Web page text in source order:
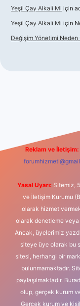
Yeşil Çay Alkali Mi için
Yeşil Çay Alkali Mi için
Değişim Yönetimi Neden
Reklam ve İletişim:
Yasal Uyarı: Sitemiz,
ve İletişim Kurumu
olarak hizmet
olarak denetleme veya
Ancak, üyelerimiz
siteye üye olarak bu
sitesi, herhangi bir
bulunmamaktadır.
paylaşılmaktadır.
olup, gerçek kurum
Gerçek kurum ve